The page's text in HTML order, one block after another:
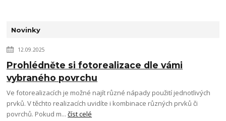
Novinky
12.09.2025
Prohlédněte si fotorealizace dle vámi
vybraného povrchu
Ve fotorealizacích je možné najít různé nápady použití jednotlivých
prvků. V těchto realizacích uvidíte i kombinace různých prvků či
povrchů. Pokud m...číst celé